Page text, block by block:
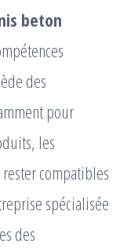
beton
des
pour
les
compatibles
spécialisée
des